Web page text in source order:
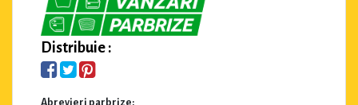
Distribuie :